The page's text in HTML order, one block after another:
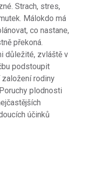
Strach, stres,
Málokdo má
co nastane,
překoná.
důležité, zvláště v
podstoupit
rodiny
plodnosti
účinků